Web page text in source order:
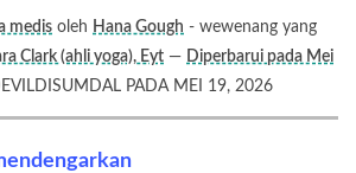
medis oleh Hana Gough - wewenang yang
Clark (ahli yoga), Eyt — Diperbarui pada Mei
PADA MEI 19, 2026